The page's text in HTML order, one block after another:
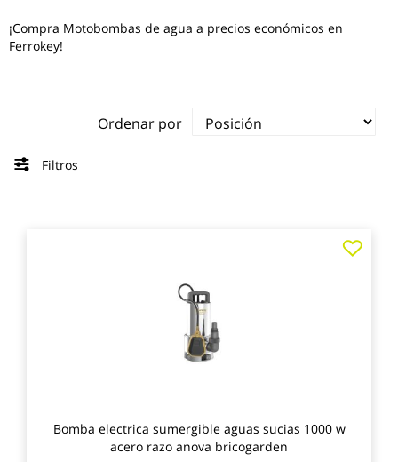
¡Compra Motobombas de agua a precios económicos en
Ferrokey!
Ordenar por
Filtros
Bomba electrica sumergible aguas sucias 1000 w
acero razo anova bricogarden